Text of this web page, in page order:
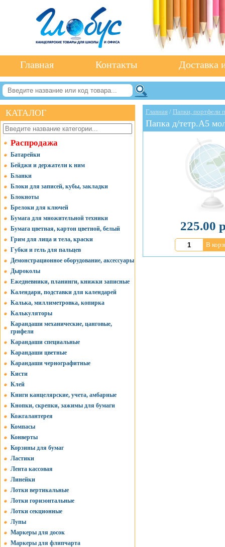
Главная Контакты Доставка
КАТАЛОГ
Распродажа
Батарейки
Бейджи и держатели к ним
Бланки
Блоки для записей, кубы, закладки
Блокноты
Брелоки для ключей
Бумага для множительной техники
Бумага цветная, картон цветной, белый
Грим для лица и тела, краски
Губки и гель для пальцев
Демонстрационное оборудование, аксессуары
Дыроколы
Ежедневники, планинги, книжки записные
Календари, подставки для календарей
Калька, миллиметровка, копирка
Калькуляторы
Карандаши механические, цанговые,
грифели
Карандаши специальные
Карандаши цветные
Карандаши чернографитные
Кисти
Клей
Книги канцелярские, учета, амбарные
Кнопки, скрепки, зажимы для бумаги
Кожгалантерея
Компасы
Конверты
Корзины для бумаг
Ластики
Лента кассовая
Линейки
Лотки вертикальные
Лотки горизонтальные
Лотки секционные
Лупы
Маркеры для досок
Маркеры для флипчарта
Главная / Папки, портфели
Папка д/тетр.А5
225.00
В